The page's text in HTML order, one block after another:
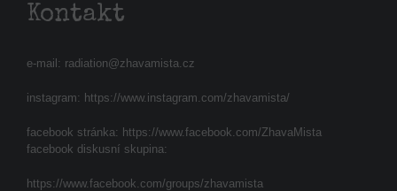
Kontakt
e-mail: radiation@zhavamista.cz
instagram: https://www.instagram.com/zhavamista/
facebook stránka: https://www.facebook.com/ZhavaMista
facebook diskusní skupina:
https://www.facebook.com/groups/zhavamista